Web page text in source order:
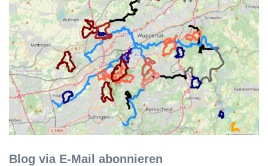
Blog via E-Mail abonnieren